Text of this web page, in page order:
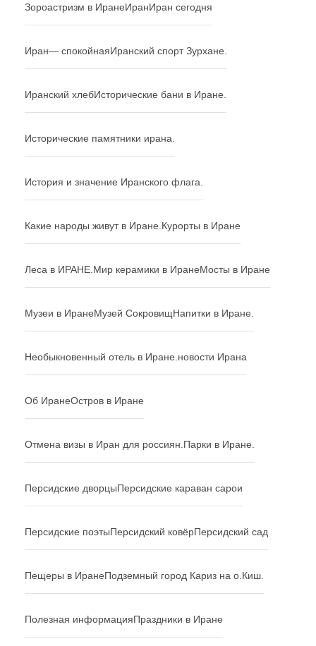
Зороастризм в ИранеИранИран сегодня
Иран— спокойнаяИранский спорт Зурхане.
Иранский хлебИсторические бани в Иране.
Исторические памятники ирана.
История и значение Иранского флага.
Какие народы живут в Иране. Курорты в Иране
Леса в ИРАНЕ. Мир керамики в ИранеМосты в Иране
Музеи в ИранеМузей СокровищНапитки в Иране.
Необыкновенный отель в Иране. новости Ирана
Об ИранеОстров в Иране
Отмена визы в Иран для россиян. Парки в Иране.
Персидские дворцыПерсидские караван сарои
Персидские поэтыПерсидский ковёрПерсидский сад
Пещеры в ИранеПодземный город Кариз на о.Киш.
Полезная информацияПраздники в Иране